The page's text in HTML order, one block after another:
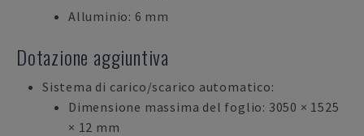
Alluminio: 6 mm
Dotazione aggiuntiva
Sistema di carico/scarico automatico:
Dimensione massima del foglio: 3050 × 1525
× 12 mm